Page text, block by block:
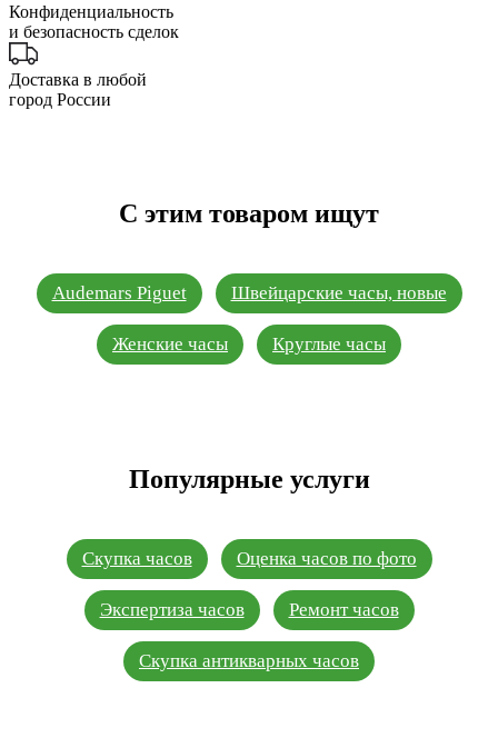
Конфиденциальность
и безопасность сделок
Доставка в любой
город России
С этим товаром ищут
Audemars Piguet Швейцарские часы, новые
Женские часы Круглые часы
Популярные услуги
Скупка часов Оценка часов по фото
Экспертиза часов Ремонт часов
Скупка антикварных часов